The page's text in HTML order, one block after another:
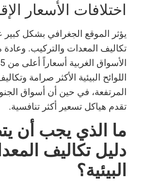
اختلافات الأسعار
يؤثر الموقع الجغرافي بشكل
تكاليف المعدات والتركيب. وعادة
اللوائح البيئية الأكثر صرامة
المرتفعة، في حين أن أسواق
تقدم هياكل تسعير أكثر تنافسية.
ما الذي يجب أن
دليل تكاليف
البيئية؟